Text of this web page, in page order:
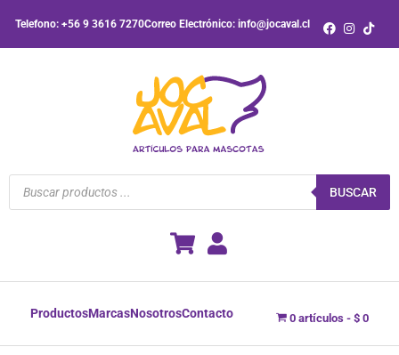
contenido
Telefono: +56 9 3616 7270Correo Electrónico: info@jocaval.cl
Búsqueda
productos
BUSCAR
ProductosMarcasNosotrosContacto 0 artículos $ 0